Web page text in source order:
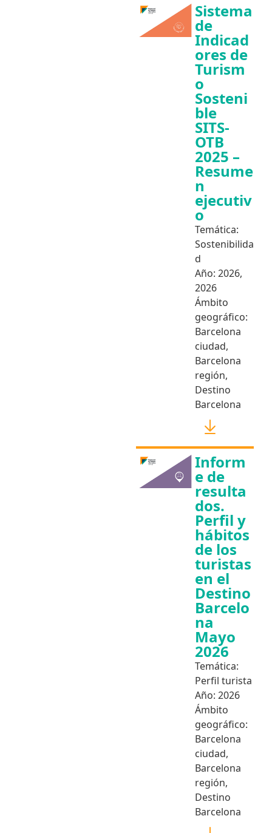
Sistema
de
Indicad
ores de
Turism
o
Sosteni
ble
SITS-
OTB
2025 –
Resume
n
ejecutiv
o
Temática:
Sostenibilida
d
Año: 2026,
2026
Ámbito
geográfico:
Barcelona
ciudad,
Barcelona
región,
Destino
Barcelona
Inform
e de
resulta
dos.
Perfil y
hábitos
de los
turistas
en el
Destino
Barcelo
na
Mayo
2026
Temática:
Perfil turista
Año: 2026
Ámbito
geográfico:
Barcelona
ciudad,
Barcelona
región,
Destino
Barcelona